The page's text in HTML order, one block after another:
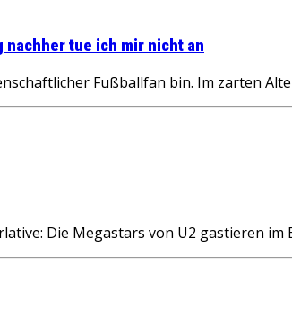
tue ich mir nicht an
Fußballfan bin. Im zarten
Die Megastars von U2 gastieren